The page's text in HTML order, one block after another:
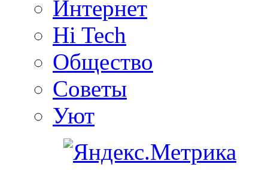
Интернет
Hi Tech
Общество
Советы
Уют